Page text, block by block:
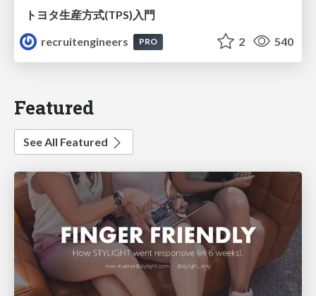
トヨタ⽣産⽅式(TPS)⼊⾨
recruitengineers
PRO 2 540
Featured
See All Featured